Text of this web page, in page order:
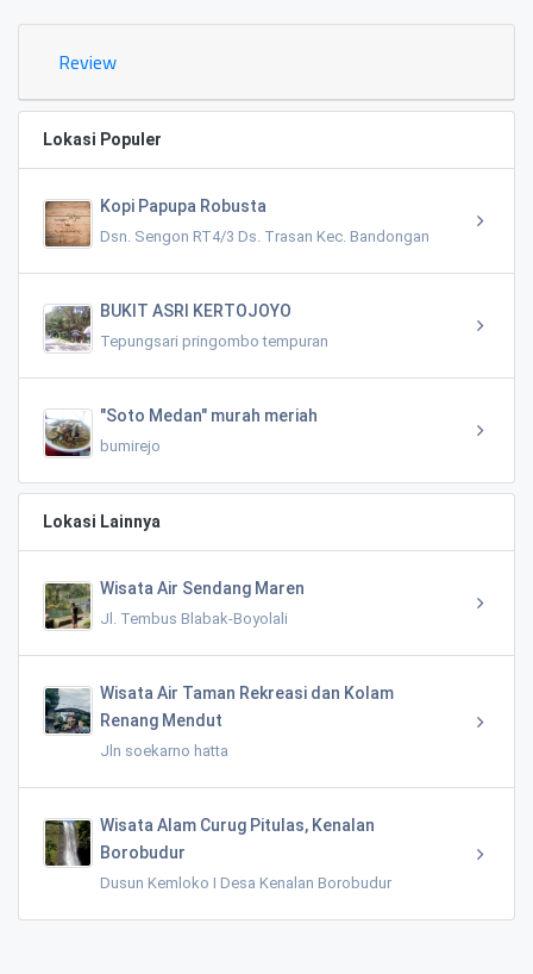
Review
Lokasi Populer
Kopi Papupa Robusta
Dsn. Sengon RT4/3 Ds. Trasan Kec. Bandongan
BUKIT ASRI KERTOJOYO
Tepungsari pringombo tempuran
"Soto Medan" murah meriah
bumirejo
Lokasi Lainnya
Wisata Air Sendang Maren
Jl. Tembus Blabak-Boyolali
Wisata Air Taman Rekreasi dan Kolam
Renang Mendut
Jln soekarno hatta
Wisata Alam Curug Pitulas, Kenalan
Borobudur
Dusun Kemloko I Desa Kenalan Borobudur